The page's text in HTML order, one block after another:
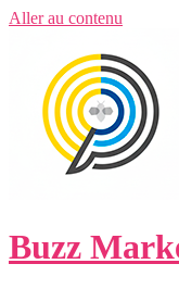
Aller au contenu
Buzz